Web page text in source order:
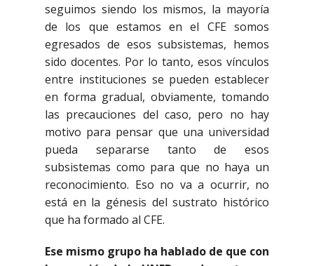
seguimos siendo los mismos, la mayoría
de los que estamos en el CFE somos
egresados de esos subsistemas, hemos
sido docentes. Por lo tanto, esos vínculos
entre instituciones se pueden establecer
en forma gradual, obviamente, tomando
las precauciones del caso, pero no hay
motivo para pensar que una universidad
pueda separarse tanto de esos
subsistemas como para que no haya un
reconocimiento. Eso no va a ocurrir, no
está en la génesis del sustrato histórico
que ha formado al CFE.
Ese mismo grupo ha hablado de que con